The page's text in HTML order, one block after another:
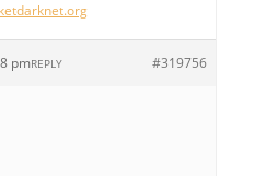
pm #319756
REPLY